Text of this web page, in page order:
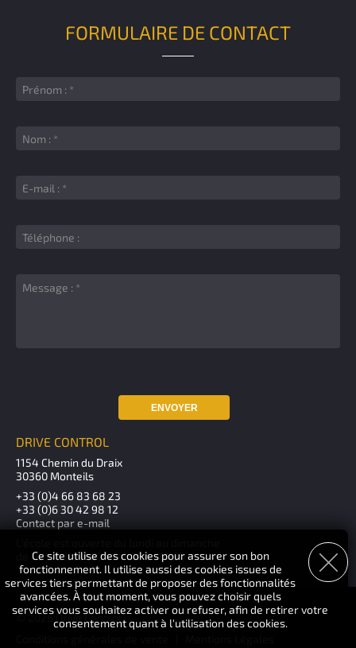
FORMULAIRE DE CONTACT
ENVOYER
DRIVE CONTROL
1154 Chemin du Draix
30360 Monteils
+33 (0)4 66 83 68 23
+33 (0)6 30 42 98 12
Contact par e-mail
de 10h00 à 12h00 - 14h00 à 18h00
© 2026 Drive Control
Ce site utilise des cookies pour assurer son bon
fonctionnement. Il utilise aussi des cookies issues de
services tiers permettant de proposer des fonctionnalités
avancées. À tout moment, vous pouvez choisir quels
services vous souhaitez activer ou refuser, afin de retirer votre
consentement quant à l'utilisation des cookies.